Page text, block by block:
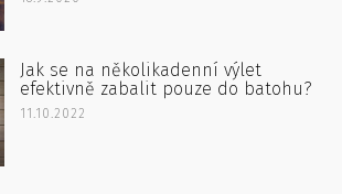
Jak se na několikadenní výlet
efektivně zabalit pouze do batohu?
11.10.2022